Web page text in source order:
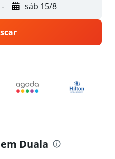
- sáb 15/8
Duala